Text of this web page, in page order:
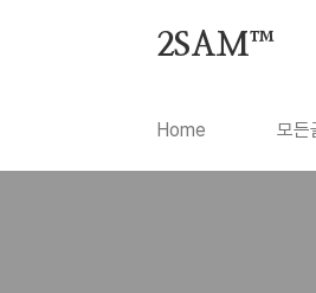
2SAM™
Home 모든